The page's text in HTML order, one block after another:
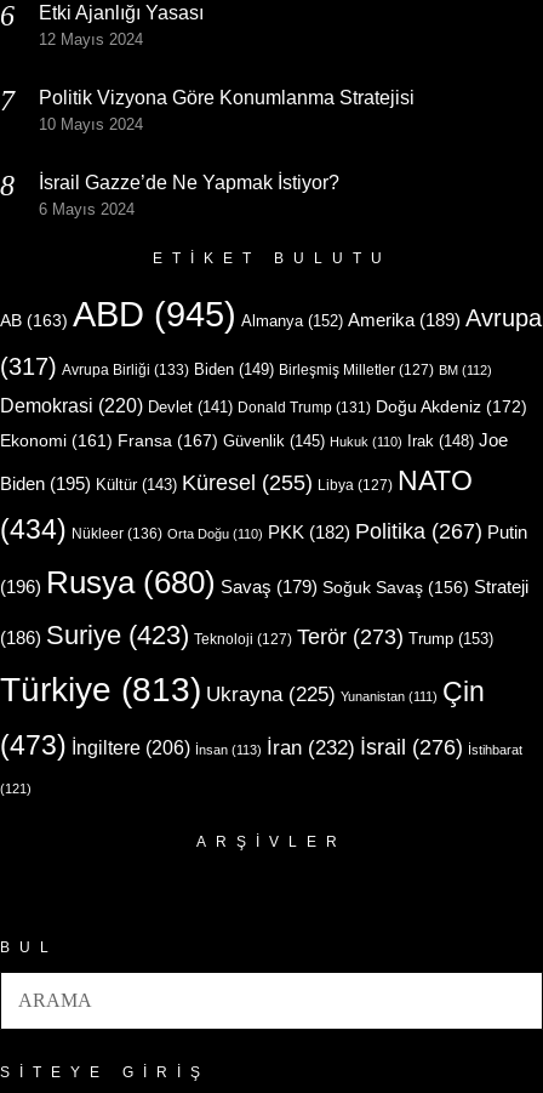
Etki Ajanlığı Yasası
12 Mayıs 2024
Politik Vizyona Göre Konumlanma Stratejisi
10 Mayıs 2024
İsrail Gazze’de Ne Yapmak İstiyor?
6 Mayıs 2024
ETIKET BULUTU
AB (163) ABD (945) Almanya (152) Amerika (189) Avrupa
(317) Avrupa Birliği (133) Biden (149) Birleşmiş Milletler (127) BM (112)
Demokrasi (220) Devlet (141) Donald Trump (131) Doğu Akdeniz (172)
Ekonomi (161) Fransa (167) Güvenlik (145) Hukuk (110) Irak (148) Joe
Biden (195) Kültür(143) Küresel (255) Libya (127) NATO
(434) Nükleer (136) Orta Doğu (110) PKK (182) Politika (267) Putin
(196) Rusya(680) Savaş (179) Soğuk Savaş (156) Strateji
(186) Suriye (423) Teknoloji (127) Terör (273) Trump (153)
Türkiye (813) Ukrayna (225) Yunanistan (111) Çin
(473) İngiltere (206) İnsan (113) İran (232) İsrail (276) İstihbarat
(121)
ARŞIVLER
BUL
SITEYE GIRIŞ